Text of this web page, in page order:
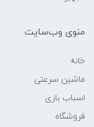
منوی وب‌سایت
خانه
ماشین سرعتی
اسباب بازی
فروشگاه